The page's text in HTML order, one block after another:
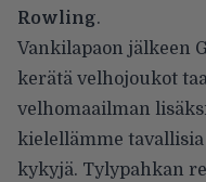
Rowling.
Vankilapaon jälkeen
kerätä velhojoukot
velhomaailman
kielellämme
kykyjä. Tylypahkan